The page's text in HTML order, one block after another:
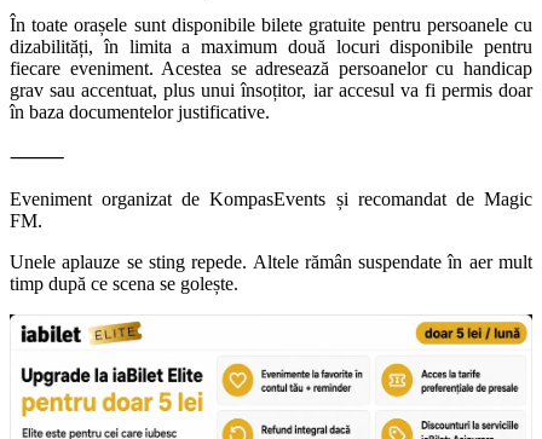
În toate orașele sunt disponibile bilete gratuite pentru persoanele cu
dizabilități, în limita a maximum două locuri disponibile pentru
fiecare eveniment. Acestea se adresează persoanelor cu handicap
grav sau accentuat, plus unui însoțitor, iar accesul va fi permis doar
în baza documentelor justificative.
⸻
Eveniment organizat de KompasEvents și recomandat de Magic
FM.
Unele aplauze se sting repede. Altele rămân suspendate în aer mult
timp după ce scena se golește.